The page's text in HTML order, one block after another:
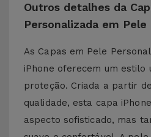
Outros detalhes da
Personalizada em Pele
As Capas em Pele
iPhone oferecem um estilo
proteção. Criada a partir
qualidade, esta capa
aspecto sofisticado, mas